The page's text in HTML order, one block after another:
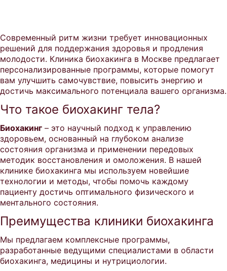
Современный ритм жизни требует инновационных
решений для поддержания здоровья и продления
молодости. Клиника биохакинга в Москве предлагает
персонализированные программы, которые помогут
вам улучшить самочувствие, повысить энергию и
достичь максимального потенциала вашего организма.
Что такое биохакинг тела?
Биохакинг – это научный подход к управлению
здоровьем, основанный на глубоком анализе
состояния организма и применении передовых
методик восстановления и омоложения. В нашей
клинике биохакинга мы используем новейшие
технологии и методы, чтобы помочь каждому
пациенту достичь оптимального физического и
ментального состояния.
Преимущества клиники биохакинга
Мы предлагаем комплексные программы,
разработанные ведущими специалистами в области
биохакинга, медицины и нутрициологии.